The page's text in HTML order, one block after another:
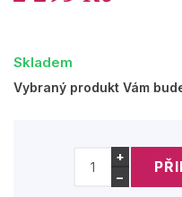
Skladem
Vybraný produkt Vám
+
−